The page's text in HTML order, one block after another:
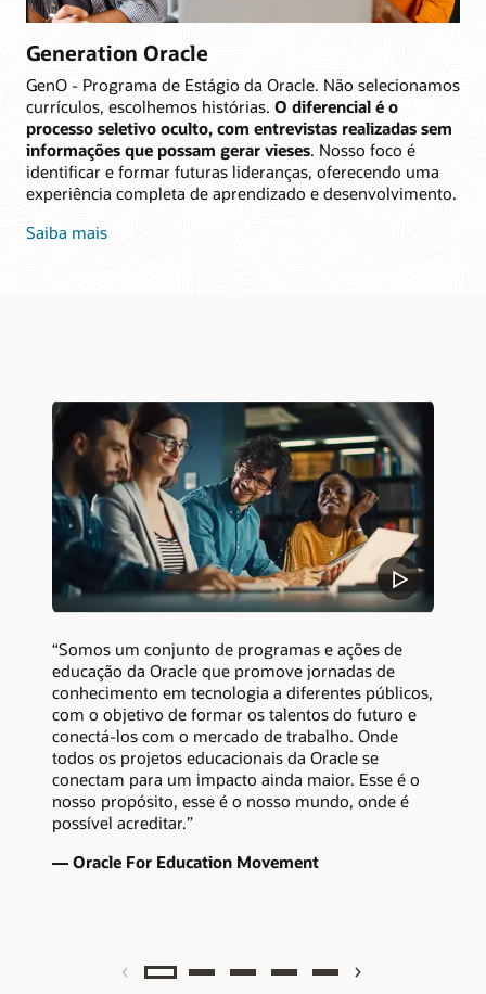
Generation Oracle
GenO - Programa de Estágio da Oracle. Não selecionamos
currículos, escolhemos histórias. O diferencial é o
processo seletivo oculto, com entrevistas realizadas sem
informações que possam gerar vieses. Nosso foco é
identificar e formar futuras lideranças, oferecendo uma
experiência completa de aprendizado e desenvolvimento.
Saiba mais
“Somos um conjunto de programas e ações de
educação da Oracle que promove jornadas de
conhecimento em tecnologia a diferentes públicos,
com o objetivo de formar os talentos do futuro e
conectá-los com o mercado de trabalho. Onde
todos os projetos educacionais da Oracle se
conectam para um impacto ainda maior. Esse é o
nosso propósito, esse é o nosso mundo, onde é
possível acreditar.”
— Oracle For Education Movement